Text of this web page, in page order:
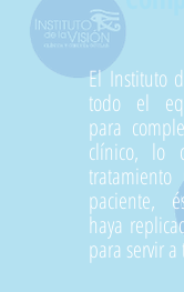
El Instituto
todo el
para
clínico, lo
paciente,
haya
para servir